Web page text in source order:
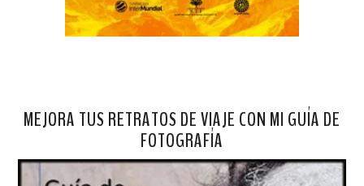
MEJORA TUS RETRATOS DE VIAJE CON MI GUÍA DE
FOTOGRAFÍA